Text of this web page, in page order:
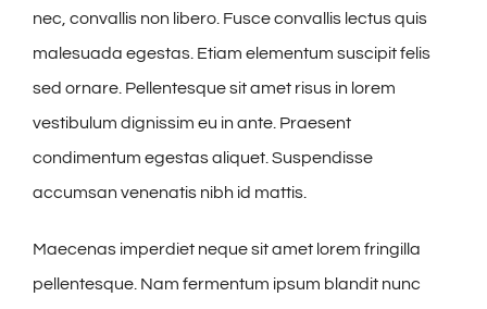
nec, convallis non libero. Fusce convallis lectus quis
malesuada egestas. Etiam elementum suscipit felis
sed ornare. Pellentesque sit amet risus in lorem
vestibulum dignissim eu in ante. Praesent
condimentum egestas aliquet. Suspendisse
accumsan venenatis nibh id mattis.
Maecenas imperdiet neque sit amet lorem fringilla
pellentesque. Nam fermentum ipsum blandit nunc